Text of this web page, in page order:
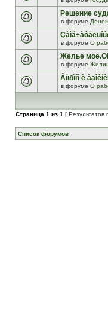
Решение
в форуме
в форуме О
Желье
в форуме
Âîïðîñ ê
в форуме О
Страница 1 из 1 [ Результатов
Список форумов